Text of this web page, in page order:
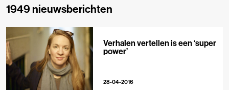
1949 nieuwsberichten
Verhalen vertellen is een ‘super
power’
28-04-2016